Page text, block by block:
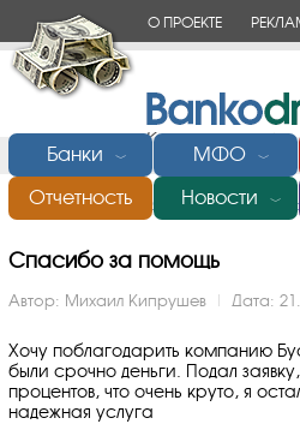
О ПРОЕКТЕ
Банки ﹀ МФО ﹀
Отчетность Новости ﹀
Главная/Микрофинансовые
Спасибо за помощь
Автор: Михаил Кипрушев | Дата:
Хочу поблагодарить компанию
были срочно деньги. Подал
процентов, что очень круто, я
надежная услуга